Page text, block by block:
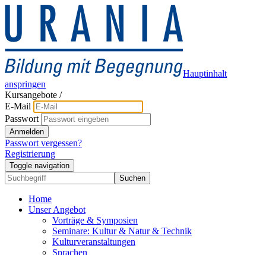
Hauptinhalt
anspringen
Kursangebote /
E-Mail
Passwort
Anmelden
Passwort vergessen?
Registrierung
Toggle navigation
Suchen
Home
Unser Angebot
Vorträge & Symposien
Seminare: Kultur & Natur & Technik
Kulturveranstaltungen
Sprachen